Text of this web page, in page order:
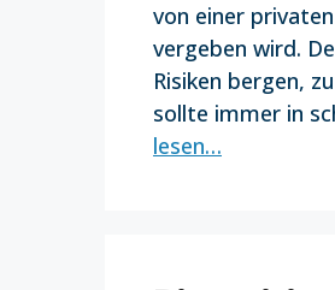
von einer
vergeben wird.
Risiken bergen,
sollte immer in
lesen…